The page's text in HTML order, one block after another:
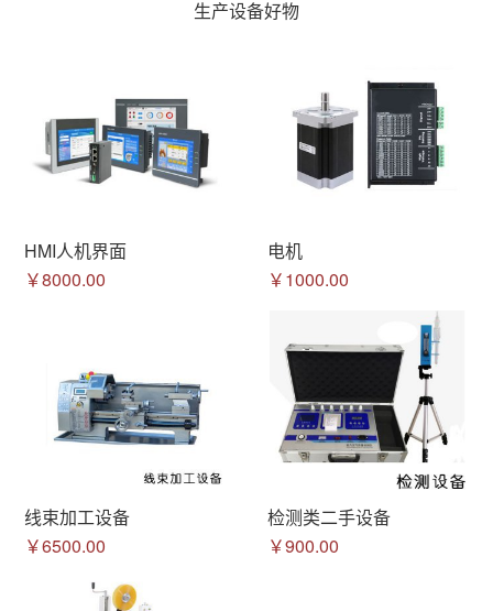
生产设备好物
HMI人机界面
￥8000.00
电机
￥1000.00
线束加工设备
￥6500.00
检测类二手设备
￥900.00